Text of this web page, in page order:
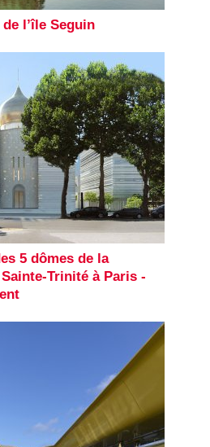
l’île Seguin
5 dômes de la
Trinité à Paris -